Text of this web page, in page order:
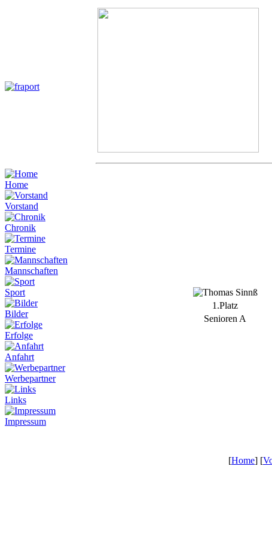
Home
Vorstand
Chronik
Termine
Mannschaften
Sport
Bilder
Erfolge
Anfahrt
Werbepartner
Links
Impressum
1.Platz
Senioren A
[Home] [